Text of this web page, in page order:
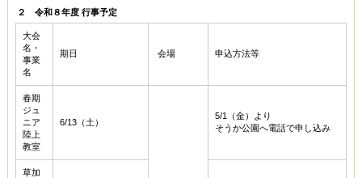
２ 令和８年度 行事予定
大会
名・
事業
名
期日 会場 申込方法等
春期
ジュ
ニア
陸上
教室
6/13（土）
5/1（金）より
そうか公園へ電話で申し込み
草加